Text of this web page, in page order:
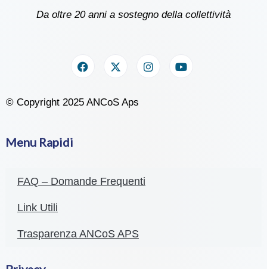
Da oltre 20 anni a sostegno della collettività
© Copyright 2025 ANCoS Aps
Menu Rapidi
FAQ – Domande Frequenti
Link Utili
Trasparenza ANCoS APS